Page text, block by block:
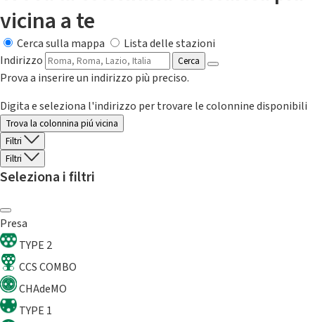
vicina a te
Cerca sulla mappa
Lista delle stazioni
Indirizzo
Cerca
Prova a inserire un indirizzo più preciso.
Digita e seleziona l'indirizzo per trovare le colonnine disponibili
Trova la colonnina piú vicina
Filtri
Filtri
Seleziona i filtri
Presa
TYPE 2
CCS COMBO
CHAdeMO
TYPE 1